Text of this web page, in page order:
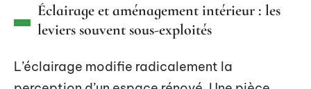
Éclairage et aménagement intérieur : les
leviers souvent sous-exploités
L’éclairage modifie radicalement la